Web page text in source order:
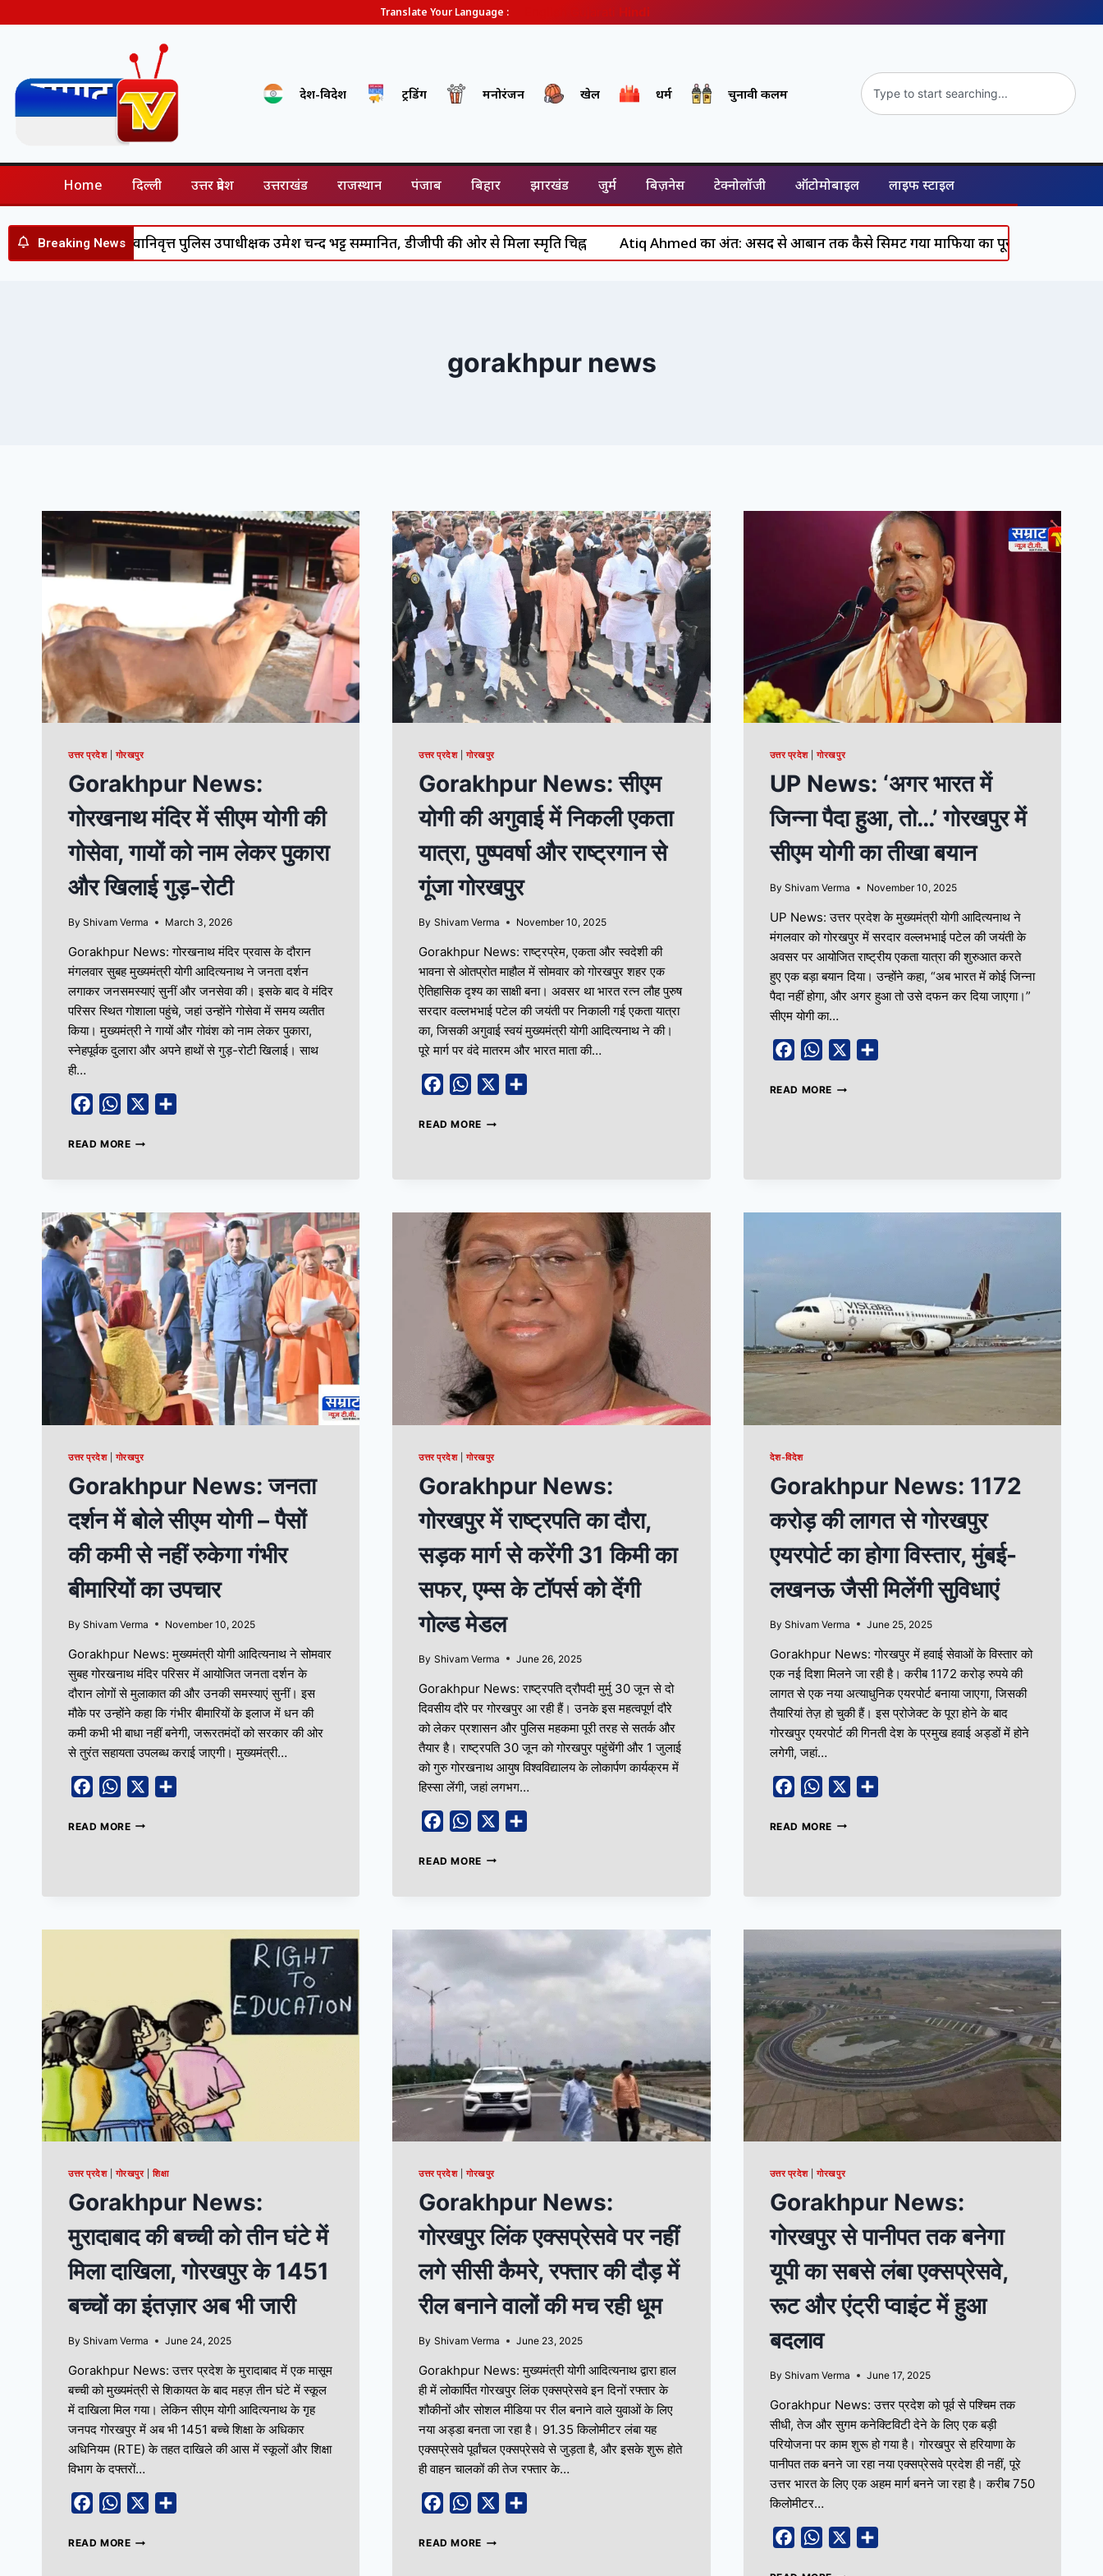
Translate Your Language : Hindi
देश-विदेश ट्रेंडिंग मनोरंजन खेल धर्म चुनावी कलम
Home दिल्ली उत्तर प्रदेश उत्तराखंड राजस्थान पंजाब बिहार झारखंड जुर्म बिज़नेस टेक्नोलॉजी ऑटोमोबाइल लाइफ स्टाइल
Breaking News
सेवानिवृत्त पुलिस उपाधीक्षक उमेश चन्द भट्ट सम्मानित, डीजीपी की ओर से मिला स्मृति चिह्न Atiq Ahmed का अंत: असद से आबान तक कैसे सिमट गया माफिया का पूरा कुनबा, जानिए कौन कहां है?
gorakhpur news
उत्तर प्रदेश|गोरखपुर
Gorakhpur News:
गोरखनाथ मंदिर में सीएम योगी की
गोसेवा, गायों को नाम लेकर पुकारा
और खिलाई गुड़-रोटी
By Shivam Verma March 3, 2026
Gorakhpur News: गोरखनाथ मंदिर प्रवास के दौरान
मंगलवार सुबह मुख्यमंत्री योगी आदित्यनाथ ने जनता दर्शन
लगाकर जनसमस्याएं सुनीं और जनसेवा की। इसके बाद वे मंदिर
परिसर स्थित गोशाला पहुंचे, जहां उन्होंने गोसेवा में समय व्यतीत
किया। मुख्यमंत्री ने गायों और गोवंश को नाम लेकर पुकारा,
स्नेहपूर्वक दुलारा और अपने हाथों से गुड़-रोटी खिलाई। साथ
ही…
FacebookWhatsApp
READ MORE
उत्तर प्रदेश|गोरखपुर
Gorakhpur News: सीएम
योगी की अगुवाई में निकली एकता
यात्रा, पुष्पवर्षा और राष्ट्रगान से
गूंजा गोरखपुर
By Shivam Verma November 10, 2025
Gorakhpur News: राष्ट्रप्रेम, एकता और स्वदेशी की
भावना से ओतप्रोत माहौल में सोमवार को गोरखपुर शहर एक
ऐतिहासिक दृश्य का साक्षी बना। अवसर था भारत रत्न लौह पुरुष
सरदार वल्लभभाई पटेल की जयंती पर निकाली गई एकता यात्रा
का, जिसकी अगुवाई स्वयं मुख्यमंत्री योगी आदित्यनाथ ने की।
पूरे मार्ग पर वंदे मातरम और भारत माता की…
FacebookWhatsApp
READ MORE
उत्तर प्रदेश|गोरखपुर
UP News: ‘अगर भारत में
जिन्ना पैदा हुआ, तो…’ गोरखपुर में
सीएम योगी का तीखा बयान
By Shivam Verma November 10, 2025
UP News: उत्तर प्रदेश के मुख्यमंत्री योगी आदित्यनाथ ने
मंगलवार को गोरखपुर में सरदार वल्लभभाई पटेल की जयंती के
अवसर पर आयोजित राष्ट्रीय एकता यात्रा की शुरुआत करते
हुए एक बड़ा बयान दिया। उन्होंने कहा, “अब भारत में कोई जिन्ना
पैदा नहीं होगा, और अगर हुआ तो उसे दफन कर दिया जाएगा।”
सीएम योगी का…
FacebookWhatsApp
READ MORE
उत्तर प्रदेश|गोरखपुर
Gorakhpur News: जनता
दर्शन में बोले सीएम योगी – पैसों
की कमी से नहीं रुकेगा गंभीर
बीमारियों का उपचार
By Shivam Verma November 10, 2025
Gorakhpur News: मुख्यमंत्री योगी आदित्यनाथ ने सोमवार
सुबह गोरखनाथ मंदिर परिसर में आयोजित जनता दर्शन के
दौरान लोगों से मुलाकात की और उनकी समस्याएं सुनीं। इस
मौके पर उन्होंने कहा कि गंभीर बीमारियों के इलाज में धन की
कमी कभी भी बाधा नहीं बनेगी, जरूरतमंदों को सरकार की ओर
से तुरंत सहायता उपलब्ध कराई जाएगी। मुख्यमंत्री…
FacebookWhatsApp
READ MORE
उत्तर प्रदेश|गोरखपुर
Gorakhpur News:
गोरखपुर में राष्ट्रपति का दौरा,
सड़क मार्ग से करेंगी 31 किमी का
सफर, एम्स के टॉपर्स को देंगी
गोल्ड मेडल
By Shivam Verma June 26, 2025
Gorakhpur News: राष्ट्रपति द्रौपदी मुर्मु 30 जून से दो
दिवसीय दौरे पर गोरखपुर आ रही हैं। उनके इस महत्वपूर्ण दौरे
को लेकर प्रशासन और पुलिस महकमा पूरी तरह से सतर्क और
तैयार है। राष्ट्रपति 30 जून को गोरखपुर पहुंचेंगी और 1 जुलाई
को गुरु गोरखनाथ आयुष विश्वविद्यालय के लोकार्पण कार्यक्रम में
हिस्सा लेंगी, जहां लगभग…
FacebookWhatsApp
READ MORE
देश-विदेश
Gorakhpur News: 1172
करोड़ की लागत से गोरखपुर
एयरपोर्ट का होगा विस्तार, मुंबई-
लखनऊ जैसी मिलेंगी सुविधाएं
By Shivam Verma June 25, 2025
Gorakhpur News: गोरखपुर में हवाई सेवाओं के विस्तार को
एक नई दिशा मिलने जा रही है। करीब 1172 करोड़ रुपये की
लागत से एक नया अत्याधुनिक एयरपोर्ट बनाया जाएगा, जिसकी
तैयारियां तेज़ हो चुकी हैं। इस प्रोजेक्ट के पूरा होने के बाद
गोरखपुर एयरपोर्ट की गिनती देश के प्रमुख हवाई अड्डों में होने
लगेगी, जहां…
FacebookWhatsApp
READ MORE
उत्तर प्रदेश|गोरखपुर|शिक्षा
Gorakhpur News:
मुरादाबाद की बच्ची को तीन घंटे में
मिला दाखिला, गोरखपुर के 1451
बच्चों का इंतज़ार अब भी जारी
By Shivam Verma June 24, 2025
Gorakhpur News: उत्तर प्रदेश के मुरादाबाद में एक मासूम
बच्ची को मुख्यमंत्री से शिकायत के बाद महज़ तीन घंटे में स्कूल
में दाखिला मिल गया। लेकिन सीएम योगी आदित्यनाथ के गृह
जनपद गोरखपुर में अब भी 1451 बच्चे शिक्षा के अधिकार
अधिनियम (RTE) के तहत दाखिले की आस में स्कूलों और शिक्षा
विभाग के दफ्तरों…
FacebookWhatsApp
READ MORE
उत्तर प्रदेश|गोरखपुर
Gorakhpur News:
गोरखपुर लिंक एक्सप्रेसवे पर नहीं
लगे सीसी कैमरे, रफ्तार की दौड़ में
रील बनाने वालों की मच रही धूम
By Shivam Verma June 23, 2025
Gorakhpur News: मुख्यमंत्री योगी आदित्यनाथ द्वारा हाल
ही में लोकार्पित गोरखपुर लिंक एक्सप्रेसवे इन दिनों रफ्तार के
शौकीनों और सोशल मीडिया पर रील बनाने वाले युवाओं के लिए
नया अड्डा बनता जा रहा है। 91.35 किलोमीटर लंबा यह
एक्सप्रेसवे पूर्वांचल एक्सप्रेसवे से जुड़ता है, और इसके शुरू होते
ही वाहन चालकों की तेज रफ्तार के…
FacebookWhatsApp
READ MORE
उत्तर प्रदेश|गोरखपुर
Gorakhpur News:
गोरखपुर से पानीपत तक बनेगा
यूपी का सबसे लंबा एक्सप्रेसवे,
रूट और एंट्री प्वाइंट में हुआ
बदलाव
By Shivam Verma June 17, 2025
Gorakhpur News: उत्तर प्रदेश को पूर्व से पश्चिम तक
सीधी, तेज और सुगम कनेक्टिविटी देने के लिए एक बड़ी
परियोजना पर काम शुरू हो गया है। गोरखपुर से हरियाणा के
पानीपत तक बनने जा रहा नया एक्सप्रेसवे प्रदेश ही नहीं, पूरे
उत्तर भारत के लिए एक अहम मार्ग बनने जा रहा है। करीब 750
किलोमीटर…
FacebookWhatsApp